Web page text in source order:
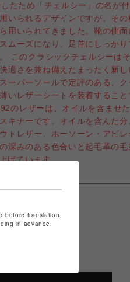
たため「チェルシー」の名が付
いられるデザインですが、その
用いられてきました。靴の側面
ムーズになり、足首にしっかり
このクラシックチェルシーは
適さを兼ね備えたまったく新し
ーパーソールで定評のある、ク
いレザーシートを装着すること
のレザーは、オイルを含ませ
キナーです。オイルを含んだ分
トレザー、ホーソーン・アビレ
深みのある色合いと起毛革の毛
げています。
before translation.
in advance.